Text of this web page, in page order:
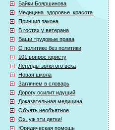
Байки Бояршинова
Медицина. здоровье. красота
Принцип закона
В гостях у ветерана
Ваши трудовые права
О политике без политики
101 вопрос юристу
Легенды золотого века
Новая школа
Заглянем в словарь
Дорогу осилит идущий
Доказательная медицина
Объять необъятное
Ох, уж эти детки!
Юридическая помощь